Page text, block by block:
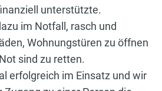
unterstützte.
im Notfall, rasch und
Wohnungstüren zu öffnen
sind zu retten.
erfolgreich im Einsatz und wir